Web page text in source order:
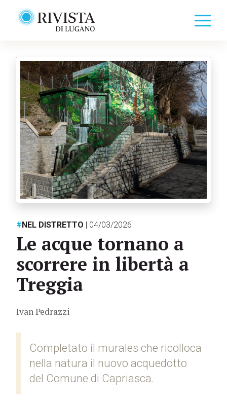
#NEL DISTRETTO | 04/03/2026
Le acque tornano a
scorrere in libertà a
Treggia
Ivan Pedrazzi
Completato il murales che ricolloca
nella natura il nuovo acquedotto
del Comune di Capriasca.